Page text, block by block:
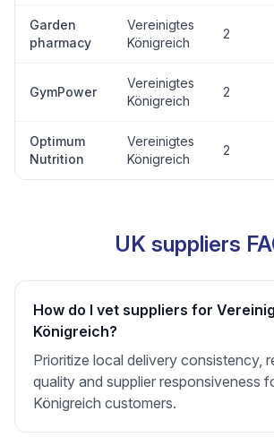
Garden
pharmacy
Vereinigtes
Königreich
2
GymPower
Vereinigtes
Königreich
2
Optimum
Nutrition
Vereinigtes
Königreich
2
UK suppliers
How do I vet suppliers for
Königreich?
Prioritize local delivery consistency,
quality and supplier responsiveness
Königreich customers.